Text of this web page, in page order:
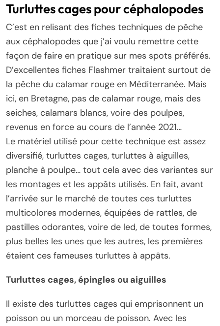
Turluttes cages pour céphalopodes
C’est en relisant des fiches techniques de pêche
aux céphalopodes que j’ai voulu remettre cette
façon de faire en pratique sur mes spots préférés.
D’excellentes fiches Flashmer traitaient surtout de
la pêche du calamar rouge en Méditerranée. Mais
ici, en Bretagne, pas de calamar rouge, mais des
seiches, calamars blancs, voire des poulpes,
revenus en force au cours de l’année 2021…
Le matériel utilisé pour cette technique est assez
diversifié, turluttes cages, turluttes à aiguilles,
planche à poulpe… tout cela avec des variantes sur
les montages et les appâts utilisés. En fait, avant
l’arrivée sur le marché de toutes ces turluttes
multicolores modernes, équipées de rattles, de
pastilles odorantes, voire de led, de toutes formes,
plus belles les unes que les autres, les premières
étaient ces fameuses turluttes à appâts.
Turluttes cages, épingles ou aiguilles
Il existe des turluttes cages qui emprisonnent un
poisson ou un morceau de poisson. Avec les